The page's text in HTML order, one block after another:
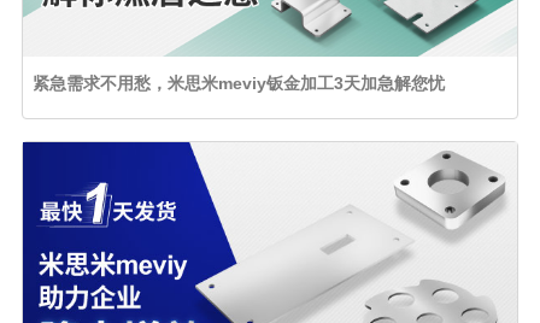
紧急需求不用愁，米思米meviy钣金加工3天加急解您忧